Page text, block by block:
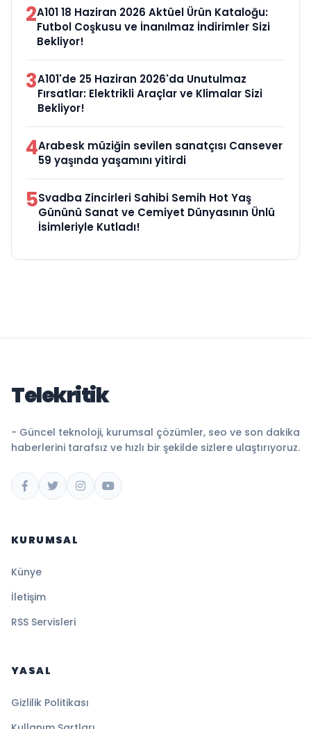
2A101 18 Haziran 2026 Aktüel Ürün Kataloğu:
Futbol Coşkusu ve İnanılmaz İndirimler Sizi
Bekliyor!
3A101'de 25 Haziran 2026'da Unutulmaz
Fırsatlar: Elektrikli Araçlar ve Klimalar Sizi
Bekliyor!
4Arabesk müziğin sevilen sanatçısı Cansever
59 yaşında yaşamını yitirdi
5Svadba Zincirleri Sahibi Semih Hot Yaş
Gününü Sanat ve Cemiyet Dünyasının Ünlü
İsimleriyle Kutladı!
Telekritik
- Güncel teknoloji, kurumsal çözümler, seo ve son dakika
haberlerini tarafsız ve hızlı bir şekilde sizlere ulaştırıyoruz.
KURUMSAL
Künye
İletişim
RSS Servisleri
YASAL
Gizlilik Politikası